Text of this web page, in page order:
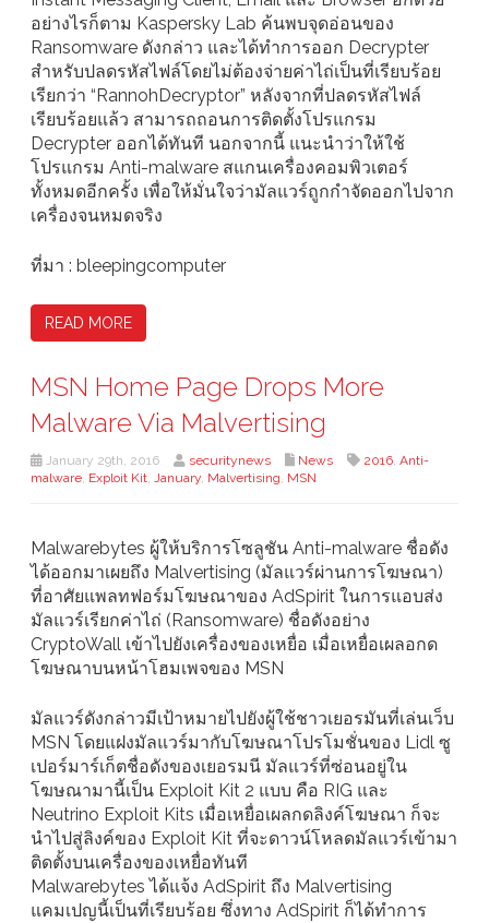
อย่างไรก็ตาม Kaspersky Lab ค้นพบจุดอ่อนของ
Ransomware ดังกล่าว และได้ทำการออก Decrypter
สำหรับปลดรหัสไฟล์โดยไม่ต้องจ่ายค่าไถ่เป็นที่เรียบร้อย
เรียกว่า “RannohDecryptor” หลังจากที่ปลดรหัสไฟล์
เรียบร้อยแล้ว สามารถถอนการติดตั้งโปรแกรม
Decrypter ออกได้ทันที นอกจากนี้ แนะนำว่าให้ใช้
โปรแกรม Anti-malware สแกนเครื่องคอมพิวเตอร์
ทั้งหมดอีกครั้ง เพื่อให้มั่นใจว่ามัลแวร์ถูกกำจัดออกไปจาก
เครื่องจนหมดจริง
ที่มา : bleepingcomputer
READ MORE
MSN Home Page Drops More
Malware Via Malvertising
January 29th, 2016 securitynews News 2016, Anti-
malware, Exploit Kit, January, Malvertising, MSN
Malwarebytes ผู้ให้บริการโซลูชัน Anti-malware ชื่อดัง
ได้ออกมาเผยถึง Malvertising (มัลแวร์ผ่านการโฆษณา)
ที่อาศัยแพลทฟอร์มโฆษณาของ AdSpirit ในการแอบส่ง
มัลแวร์เรียกค่าไถ่ (Ransomware) ชื่อดังอย่าง
CryptoWall เข้าไปยังเครื่องของเหยื่อ เมื่อเหยื่อเผลอกด
โฆษณาบนหน้าโฮมเพจของ MSN
มัลแวร์ดังกล่าวมีเป้าหมายไปยังผู้ใช้ชาวเยอรมันที่เล่นเว็บ
MSN โดยแฝงมัลแวร์มากับโฆษณาโปรโมชั่นของ Lidl ซู
เปอร์มาร์เก็ตชื่อดังของเยอรมนี มัลแวร์ที่ซ่อนอยู่ใน
โฆษณามานี้เป็น Exploit Kit 2 แบบ คือ RIG และ
Neutrino Exploit Kits เมื่อเหยื่อเผลกดลิงค์โฆษณา ก็จะ
นำไปสู่ลิงค์ของ Exploit Kit ที่จะดาวน์โหลดมัลแวร์เข้ามา
ติดตั้งบนเครื่องของเหยื่อทันที
Malwarebytes ได้แจ้ง AdSpirit ถึง Malvertising
แคมเปญนี้เป็นที่เรียบร้อย ซึ่งทาง AdSpirit ก็ได้ทำการ